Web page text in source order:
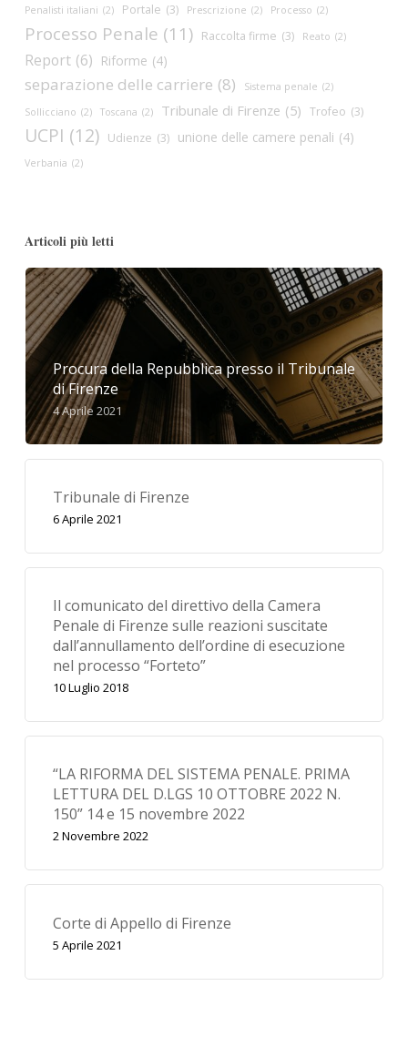
Penalisti italiani (2) Portale (3) Prescrizione (2) Processo (2)
Processo Penale (11) Raccolta firme (3) Reato (2)
Report (6) Riforme (4)
separazione delle carriere (8) Sistema penale (2)
Sollicciano (2) Toscana (2) Tribunale di Firenze (5) Trofeo (3)
UCPI (12) Udienze (3) unione delle camere penali (4)
Verbania (2)
Articoli più letti
Procura della Repubblica presso il Tribunale
di Firenze
4 Aprile 2021
Tribunale di Firenze
6 Aprile 2021
Il comunicato del direttivo della Camera
Penale di Firenze sulle reazioni suscitate
dall’annullamento dell’ordine di esecuzione
nel processo “Forteto”
10 Luglio 2018
“LA RIFORMA DEL SISTEMA PENALE. PRIMA
LETTURA DEL D.LGS 10 OTTOBRE 2022 N.
150” 14 e 15 novembre 2022
2 Novembre 2022
Corte di Appello di Firenze
5 Aprile 2021